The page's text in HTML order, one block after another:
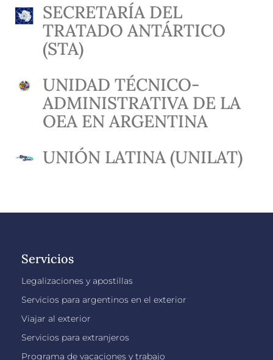
SECRETARÍA DEL
TRATADO ANTÁRTICO
(STA)
UNIDAD TÉCNICO-
ADMINISTRATIVA DE LA
OEA EN ARGENTINA
UNIÓN LATINA (UNILAT)
Servicios
Legalizaciones y apostillas
Servicios para argentinos en el exterior
Viajar al exterior
Servicios para extranjeros
Programa de vacaciones y trabajo